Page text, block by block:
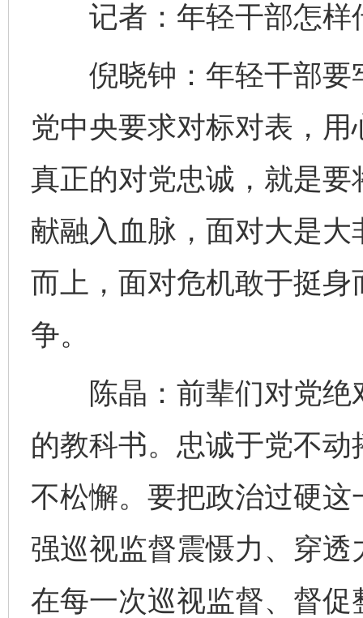
记者：年轻干部怎样
倪晓钟：年轻干部要
党中央要求对标对表，
真正的对党忠诚，就是
献融入血脉，面对大是
而上，面对危机敢于挺
争。
陈晶：前辈们对党绝
的教科书。忠诚于党不
不松懈。要把政治过硬
强巡视监督震慑力、穿
在每一次巡视监督、督